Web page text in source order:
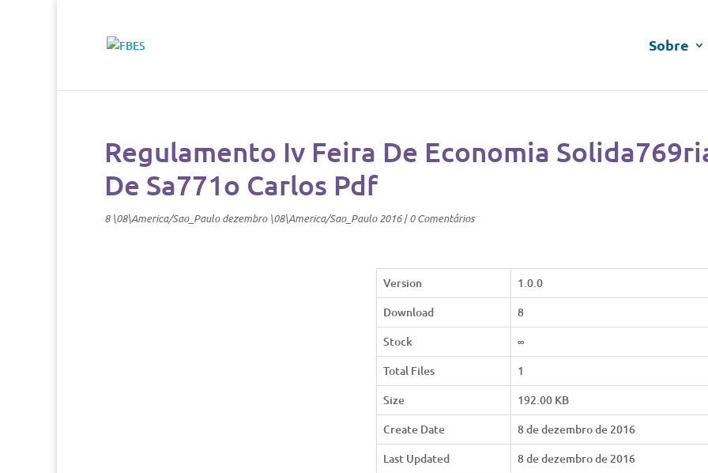
Sobre
Regulamento Iv Feira De Economia
De Sa771o Carlos Pdf
8 \08\America/Sao_Paulo dezembro \08\America/Sao_Paulo 2016|0 Comentários
Version
1.0.0
Download
8
Stock
∞
Total Files
1
Size
192.00 KB
Create Date
8 de dezembro de 2016
Last Updated
8 de dezembro de 2016